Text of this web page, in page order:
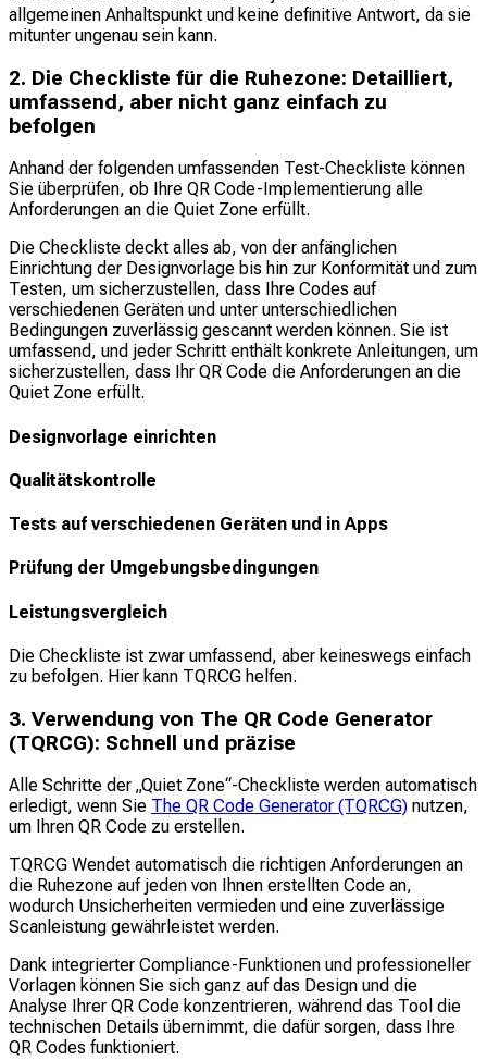
allgemeinen Anhaltspunkt und keine definitive Antwort, da sie
mitunter ungenau sein kann.
2. Die Checkliste für die Ruhezone: Detailliert,
umfassend, aber nicht ganz einfach zu
befolgen
Anhand der folgenden umfassenden Test-Checkliste können
Sie überprüfen, ob Ihre QR Code-Implementierung alle
Anforderungen an die Quiet Zone erfüllt.
Die Checkliste deckt alles ab, von der anfänglichen
Einrichtung der Designvorlage bis hin zur Konformität und zum
Testen, um sicherzustellen, dass Ihre Codes auf
verschiedenen Geräten und unter unterschiedlichen
Bedingungen zuverlässig gescannt werden können. Sie ist
umfassend, und jeder Schritt enthält konkrete Anleitungen, um
sicherzustellen, dass Ihr QR Code die Anforderungen an die
Quiet Zone erfüllt.
Designvorlage einrichten
Qualitätskontrolle
Tests auf verschiedenen Geräten und in Apps
Prüfung der Umgebungsbedingungen
Leistungsvergleich
Die Checkliste ist zwar umfassend, aber keineswegs einfach
zu befolgen. Hier kann TQRCG helfen.
3. Verwendung von The QR Code Generator
(TQRCG): Schnell und präzise
Alle Schritte der „Quiet Zone“-Checkliste werden automatisch
erledigt, wenn Sie The QR Code Generator (TQRCG) nutzen,
um Ihren QR Code zu erstellen.
TQRCG Wendet automatisch die richtigen Anforderungen an
die Ruhezone auf jeden von Ihnen erstellten Code an,
wodurch Unsicherheiten vermieden und eine zuverlässige
Scanleistung gewährleistet werden.
Dank integrierter Compliance-Funktionen und professioneller
Vorlagen können Sie sich ganz auf das Design und die
Analyse Ihrer QR Code konzentrieren, während das Tool die
technischen Details übernimmt, die dafür sorgen, dass Ihre
QR Codes funktioniert.